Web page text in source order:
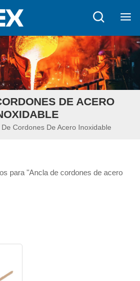
DE ACERO
Cordones De Acero Inoxidable
para "Ancla de cordones de acero